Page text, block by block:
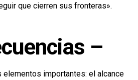
que cierren sus fronteras».
–
elementos importantes: el alcance